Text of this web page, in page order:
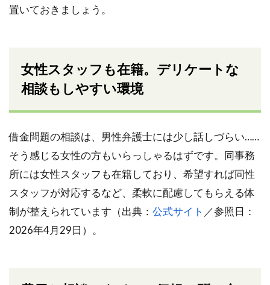
置いておきましょう。
女性スタッフも在籍。デリケートな
相談もしやすい環境
借金問題の相談は、男性弁護士には少し話しづらい……
そう感じる女性の方もいらっしゃるはずです。同事務
所には女性スタッフも在籍しており、希望すれば同性
スタッフが対応するなど、柔軟に配慮してもらえる体
制が整えられています（出典： 公式サイト ／参照日：
2026年4月29日）。